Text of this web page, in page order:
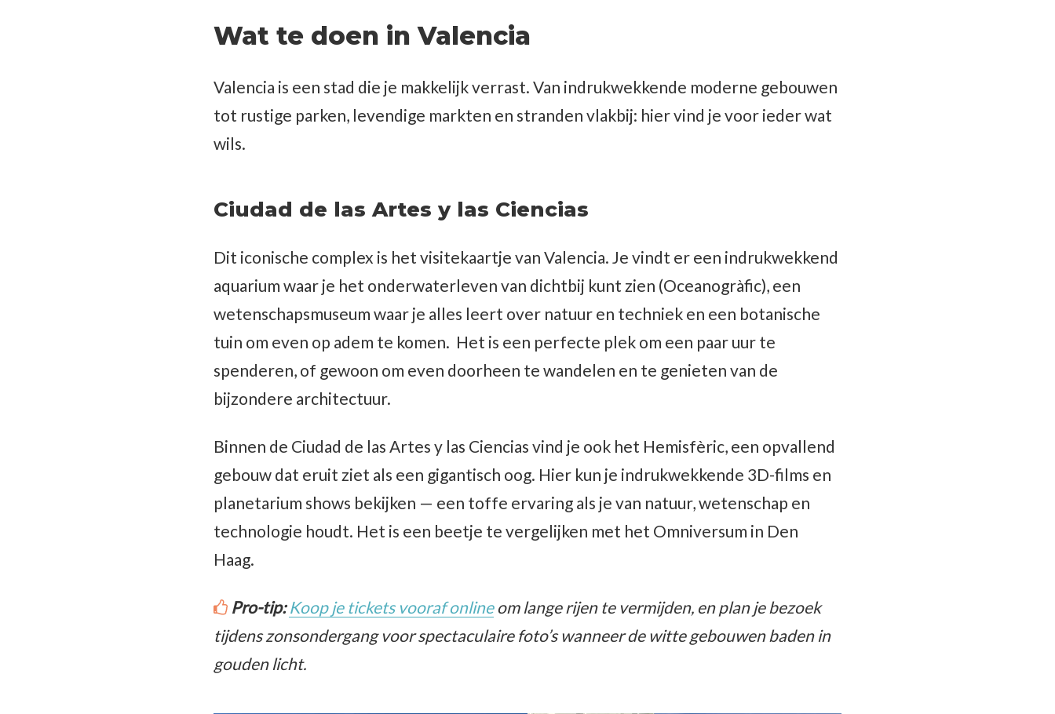
Wat te doen in Valencia
Valencia is een stad die je makkelijk verrast. Van indrukwekkende moderne gebouwen
tot rustige parken, levendige markten en stranden vlakbij: hier vind je voor ieder wat
wils.
Ciudad de las Artes y las Ciencias
Dit iconische complex is het visitekaartje van Valencia. Je vindt er een indrukwekkend
aquarium waar je het onderwaterleven van dichtbij kunt zien (Oceanogràfic), een
wetenschapsmuseum waar je alles leert over natuur en techniek en een botanische
tuin om even op adem te komen. Het is een perfecte plek om een paar uur te
spenderen, of gewoon om even doorheen te wandelen en te genieten van de
bijzondere architectuur.
Binnen de Ciudad de las Artes y las Ciencias vind je ook het Hemisfèric, een opvallend
gebouw dat eruit ziet als een gigantisch oog. Hier kun je indrukwekkende 3D-films en
planetarium shows bekijken — een toffe ervaring als je van natuur, wetenschap en
technologie houdt. Het is een beetje te vergelijken met het Omniversum in Den
Haag.
Pro-tip:Koop je tickets vooraf onlineom lange rijen te vermijden, en plan je bezoek
tijdens zonsondergang voor spectaculaire foto’s wanneer de witte gebouwen baden in
gouden licht.